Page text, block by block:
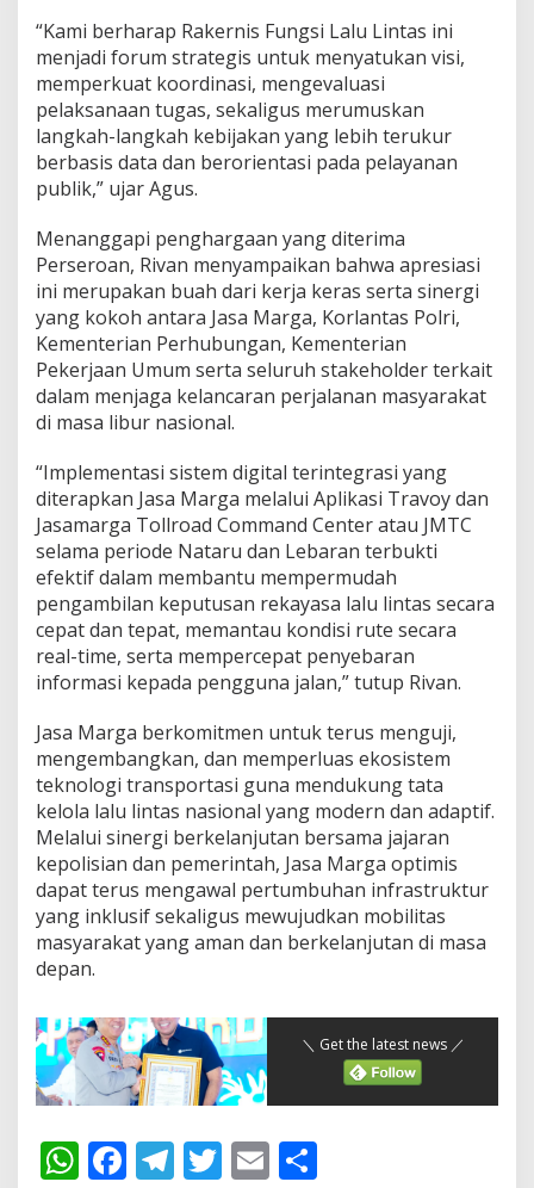
a
n
p
e
r
a
a
t
a
r
u
2
0
2
2
0
2
6
d
n
O
p
e
r
a
i
K
e
t
u
p
a
t
2
2
“Kami berharap Rakernis Fungsi Lalu Lintas ini
menjadi forum strategis untuk menyatukan visi,
memperkuat koordinasi, mengevaluasi
pelaksanaan tugas, sekaligus merumuskan
langkah-langkah kebijakan yang lebih terukur
berbasis data dan berorientasi pada pelayanan
publik,” ujar Agus.
Menanggapi penghargaan yang diterima
Perseroan, Rivan menyampaikan bahwa apresiasi
ini merupakan buah dari kerja keras serta sinergi
yang kokoh antara Jasa Marga, Korlantas Polri,
Kementerian Perhubungan, Kementerian
Pekerjaan Umum serta seluruh stakeholder terkait
dalam menjaga kelancaran perjalanan masyarakat
di masa libur nasional.
“Implementasi sistem digital terintegrasi yang
diterapkan Jasa Marga melalui Aplikasi Travoy dan
Jasamarga Tollroad Command Center atau JMTC
selama periode Nataru dan Lebaran terbukti
efektif dalam membantu mempermudah
pengambilan keputusan rekayasa lalu lintas secara
cepat dan tepat, memantau kondisi rute secara
real-time, serta mempercepat penyebaran
informasi kepada pengguna jalan,” tutup Rivan.
Jasa Marga berkomitmen untuk terus menguji,
mengembangkan, dan memperluas ekosistem
teknologi transportasi guna mendukung tata
kelola lalu lintas nasional yang modern dan adaptif.
Melalui sinergi berkelanjutan bersama jajaran
kepolisian dan pemerintah, Jasa Marga optimis
dapat terus mengawal pertumbuhan infrastruktur
yang inklusif sekaligus mewujudkan mobilitas
masyarakat yang aman dan berkelanjutan di masa
depan.
＼ Get the latest news ／
W F T T E